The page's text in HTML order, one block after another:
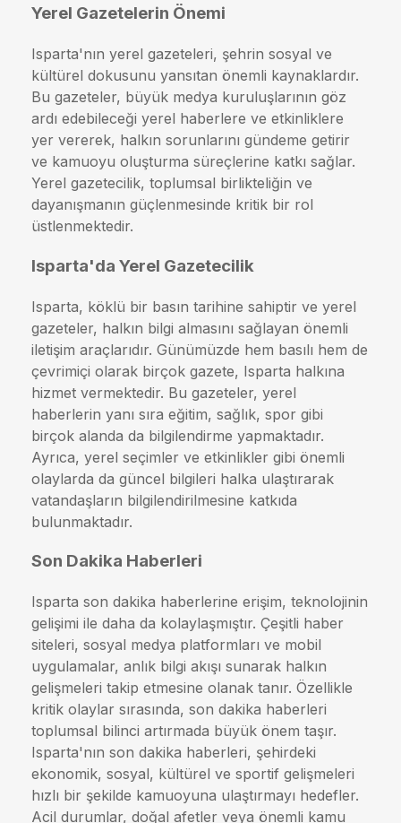
Yerel Gazetelerin Önemi
Isparta'nın yerel gazeteleri, şehrin sosyal ve
kültürel dokusunu yansıtan önemli kaynaklardır.
Bu gazeteler, büyük medya kuruluşlarının göz
ardı edebileceği yerel haberlere ve etkinliklere
yer vererek, halkın sorunlarını gündeme getirir
ve kamuoyu oluşturma süreçlerine katkı sağlar.
Yerel gazetecilik, toplumsal birlikteliğin ve
dayanışmanın güçlenmesinde kritik bir rol
üstlenmektedir.
Isparta'da Yerel Gazetecilik
Isparta, köklü bir basın tarihine sahiptir ve yerel
gazeteler, halkın bilgi almasını sağlayan önemli
iletişim araçlarıdır. Günümüzde hem basılı hem de
çevrimiçi olarak birçok gazete, Isparta halkına
hizmet vermektedir. Bu gazeteler, yerel
haberlerin yanı sıra eğitim, sağlık, spor gibi
birçok alanda da bilgilendirme yapmaktadır.
Ayrıca, yerel seçimler ve etkinlikler gibi önemli
olaylarda da güncel bilgileri halka ulaştırarak
vatandaşların bilgilendirilmesine katkıda
bulunmaktadır.
Son Dakika Haberleri
Isparta son dakika haberlerine erişim, teknolojinin
gelişimi ile daha da kolaylaşmıştır. Çeşitli haber
siteleri, sosyal medya platformları ve mobil
uygulamalar, anlık bilgi akışı sunarak halkın
gelişmeleri takip etmesine olanak tanır. Özellikle
kritik olaylar sırasında, son dakika haberleri
toplumsal bilinci artırmada büyük önem taşır.
Isparta'nın son dakika haberleri, şehirdeki
ekonomik, sosyal, kültürel ve sportif gelişmeleri
hızlı bir şekilde kamuoyuna ulaştırmayı hedefler.
Acil durumlar, doğal afetler veya önemli kamu